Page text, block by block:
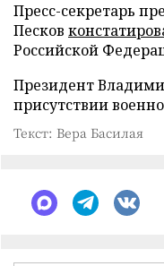
Пресс-секретарь
Песков
Российской
Президент
присутствии
Текст: Вера Басилая